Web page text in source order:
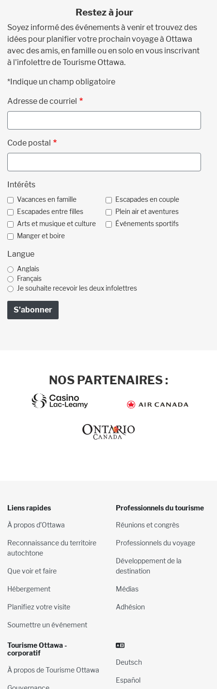
Restez à jour
Soyez informé des événements à venir et trouvez des
idées pour planifier votre prochain voyage à Ottawa
avec des amis, en famille ou en solo en vous inscrivant
à l'infolettre de Tourisme Ottawa.
*Indique un champ obligatoire
Adresse de courriel
Code postal
Intérêts
Vacances en famille
Escapades en couple
Escapades entre filles
Plein air et aventures
Arts et musique et culture
Événements sportifs
Manger et boire
Langue
Anglais
Français
Je souhaite recevoir les deux infolettres
NOS PARTENAIRES :
Liens rapides
À propos d’Ottawa
Reconnaissance du territoire
autochtone
Que voir et faire
Hébergement
Planifiez votre visite
Soumettre un événement
Professionnels du tourisme
Réunions et congrès
Professionnels du voyage
Développement de la
destination
Médias
Adhésion
Tourisme Ottawa -
corporatif
À propos de Tourisme Ottawa
Deutsch
Español